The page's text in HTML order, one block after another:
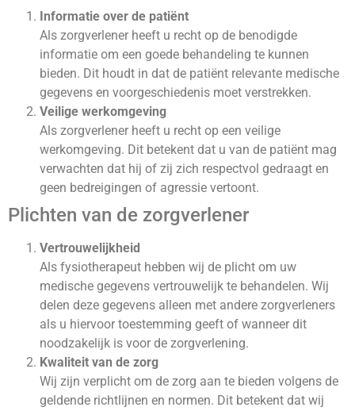
Informatie over de patiënt
Als zorgverlener heeft u recht op de benodigde
informatie om een goede behandeling te kunnen
bieden. Dit houdt in dat de patiënt relevante medische
gegevens en voorgeschiedenis moet verstrekken.
Veilige werkomgeving
Als zorgverlener heeft u recht op een veilige
werkomgeving. Dit betekent dat u van de patiënt mag
verwachten dat hij of zij zich respectvol gedraagt en
geen bedreigingen of agressie vertoont.
Plichten van de zorgverlener
Vertrouwelijkheid
Als fysiotherapeut hebben wij de plicht om uw
medische gegevens vertrouwelijk te behandelen. Wij
delen deze gegevens alleen met andere zorgverleners
als u hiervoor toestemming geeft of wanneer dit
noodzakelijk is voor de zorgverlening.
Kwaliteit van de zorg
Wij zijn verplicht om de zorg aan te bieden volgens de
geldende richtlijnen en normen. Dit betekent dat wij